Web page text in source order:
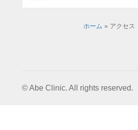
ホーム » アクセス
© Abe Clinic. All rights reserved.